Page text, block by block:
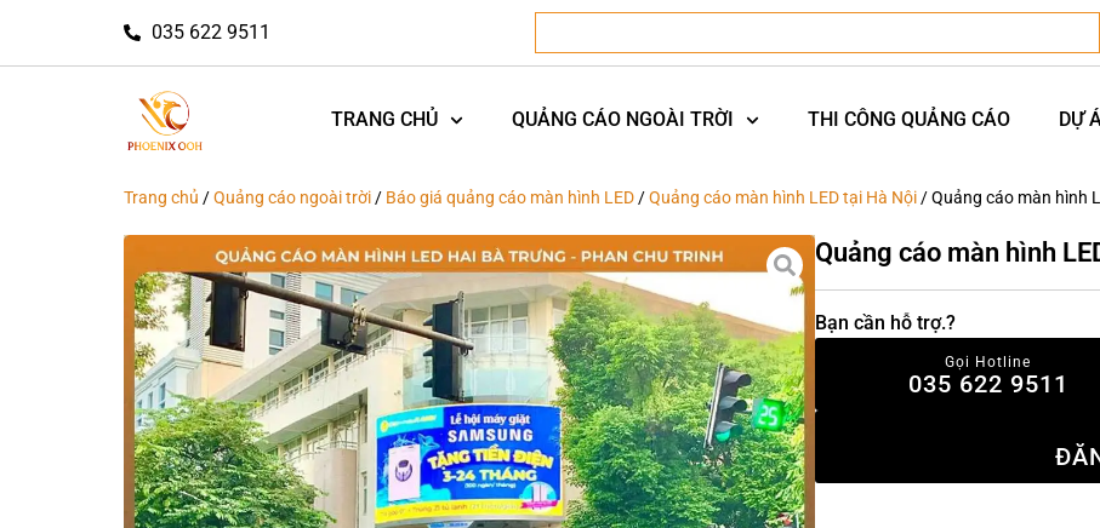
035 622 9511
TRANG CHỦ QUẢNG CÁO NGOÀI TRỜI THI CÔNG QUẢNG CÁO DỰ
Trang chủ /Quảng cáo ngoài trời/ Báo giá quảng cáo màn hình LED/Quảng cáo màn hình LED tại Hà Nội/ Quảng cáo màn hình
Quảng cáo màn hình
Bạn cần hỗ trợ.?
Gọi Hotline
035 622 9511